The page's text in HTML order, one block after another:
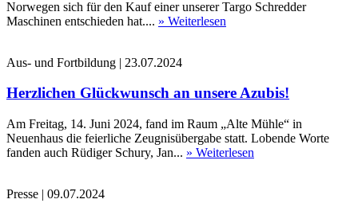
Norwegen sich für den Kauf einer unserer Targo Schredder
Maschinen entschieden hat.... » Weiterlesen
Aus- und Fortbildung | 23.07.2024
Herzlichen Glückwunsch an unsere Azubis!
Am Freitag, 14. Juni 2024, fand im Raum „Alte Mühle“ in
Neuenhaus die feierliche Zeugnisübergabe statt. Lobende Worte
fanden auch Rüdiger Schury, Jan... » Weiterlesen
Presse | 09.07.2024